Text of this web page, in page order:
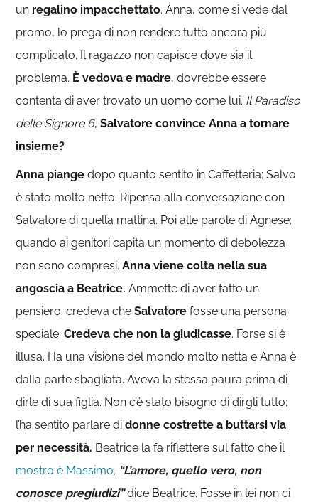
un regalino impacchettato. Anna, come si vede dal
promo, lo prega di non rendere tutto ancora più
complicato. Il ragazzo non capisce dove sia il
problema. È vedova e madre, dovrebbe essere
contenta di aver trovato un uomo come lui. Il Paradiso
delle Signore 6,Salvatore convince Anna a tornare
insieme?
Anna piange dopo quanto sentito in Caffetteria: Salvo
è stato molto netto. Ripensa alla conversazione con
Salvatore di quella mattina. Poi alle parole di Agnese:
quando ai genitori capita un momento di debolezza
non sono compresi.Anna viene colta nella sua
angoscia a Beatrice. Ammette di aver fatto un
pensiero: credeva cheSalvatore fosse una persona
speciale.Credeva che non la giudicasse. Forse si è
illusa. Ha una visione del mondo molto netta e Anna è
dalla parte sbagliata. Aveva la stessa paura prima di
dirle di sua figlia. Non c’è stato bisogno di dirgli tutto:
l’ha sentito parlare didonne costrette a buttarsi via
per necessità. Beatrice la fa riflettere sul fatto che il
mostro è Massimo. “L’amore, quello vero, non
conosce pregiudizi”dice Beatrice. Fosse in lei non ci